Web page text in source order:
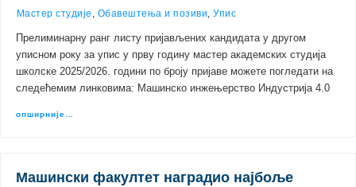
Мастер студије , Обавештења и позиви,Упис
Прелиминарну ранг листу пријављених кандидата у другом
уписном року за упис у прву годину мастер академских студија
школске 2025/2026. години по броју пријаве можете погледати на
следећемим линковима: Машинско инжењерство Индустрија 4.0
опширније…
Машински факултет наградио најбоље